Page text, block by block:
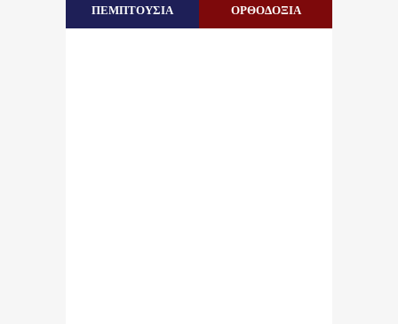
ΠΕΜΠΤΟΥΣΙΑ ΟΡΘΟΔΟΞΙΑ